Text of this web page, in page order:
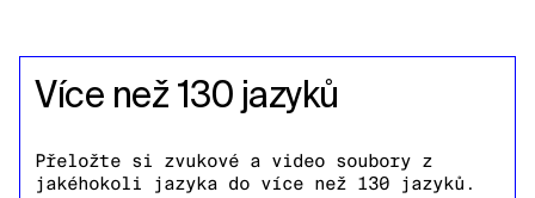
Více než 130 jazyků
Přeložte si zvukové a video soubory z
jakéhokoli jazyka do více než 130 jazyků.